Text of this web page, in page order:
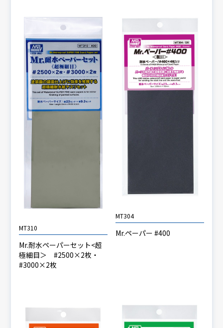
MT310
Mr.耐水ペーパーセット<超
極細目＞ #2500×2枚・
#3000×2枚
MT304
Mr.ペーパー #400